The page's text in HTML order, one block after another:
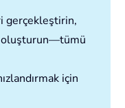
gerçekleştirin,
oluşturun—tümü
için